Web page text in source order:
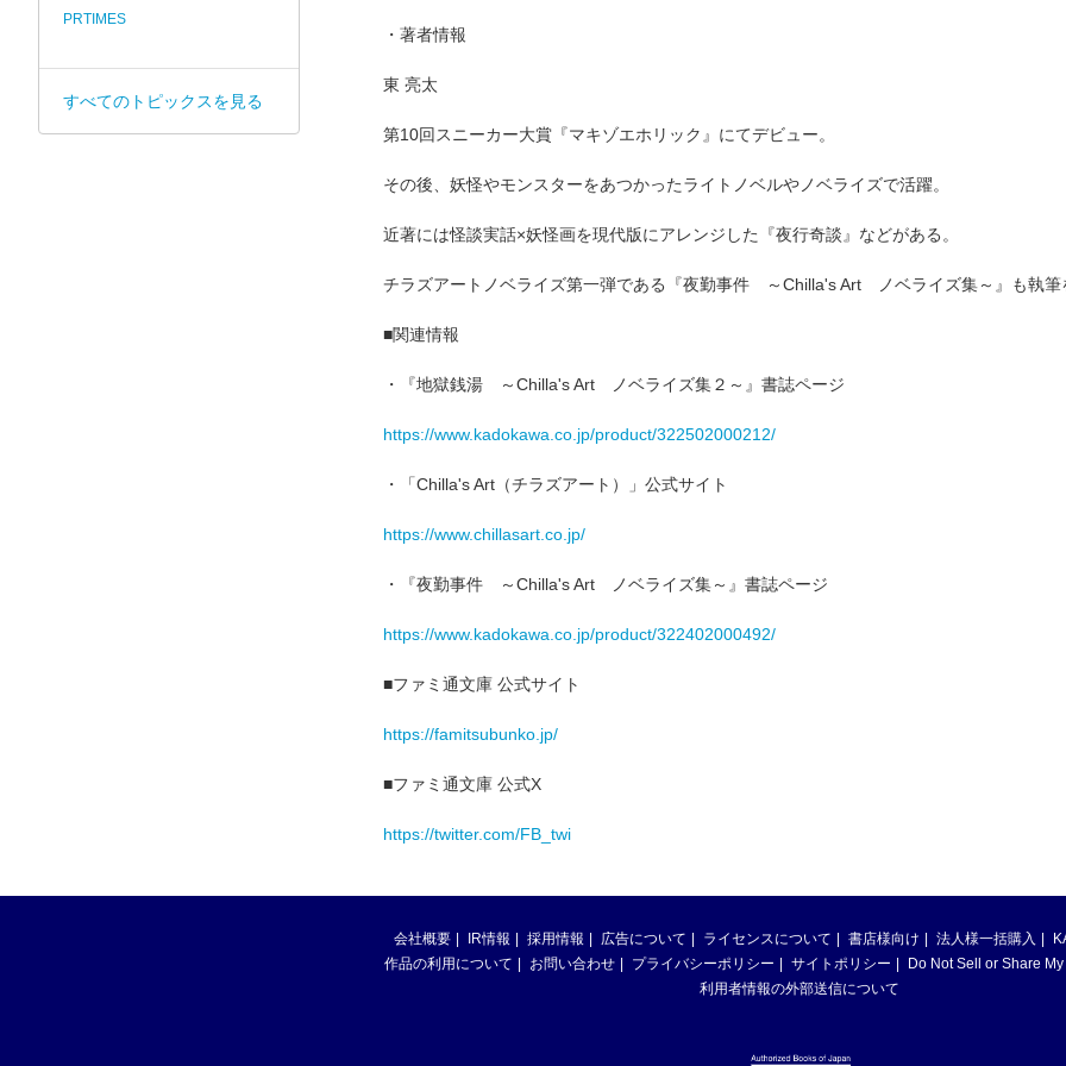
・著者情報
東 亮太
第10回スニーカー大賞『マキゾエホリック』にてデビュー。
その後、妖怪やモンスターをあつかったライトノベルやノベライズで活躍。
近著には怪談実話×妖怪画を現代版にアレンジした『夜行奇談』などがある。
チラズアートノベライズ第一弾である『夜勤事件 ～Chilla's Art ノベライズ集～』も執筆
■関連情報
・『地獄銭湯 ～Chilla's Art ノベライズ集２～』書誌ページ
https://www.kadokawa.co.jp/product/322502000212/
・「Chilla's Art（チラズアート）」公式サイト
https://www.chillasart.co.jp/
・『夜勤事件 ～Chilla's Art ノベライズ集～』書誌ページ
https://www.kadokawa.co.jp/product/322402000492/
■ファミ通文庫 公式サイト
https://famitsubunko.jp/
■ファミ通文庫 公式X
https://twitter.com/FB_twi
PRTIMES
すべてのトピックスを見る
会社概要 IR情報 採用情報 広告について ライセンスについて 書店様向け 法人様一括購入
作品の利用について
お問い合わせ プライバシーポリシー サイトポリシー
Do Not Sell or Share
利用者情報の外部送信について